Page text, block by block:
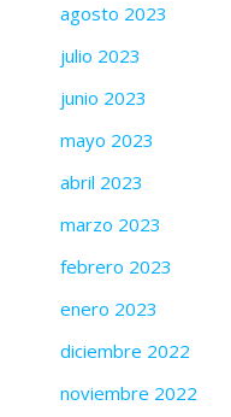
agosto 2023
julio 2023
junio 2023
mayo 2023
abril 2023
marzo 2023
febrero 2023
enero 2023
diciembre 2022
noviembre 2022